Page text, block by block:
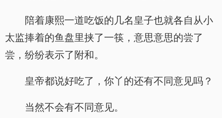
陪着康熙一道吃饭的几名皇子也就各自从小
太监捧着的鱼盘里挟了一筷，意思意思的尝了
尝，纷纷表示了附和。
皇帝都说好吃了，你丫的还有不同意见吗？
当然不会有不同意见。